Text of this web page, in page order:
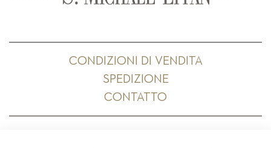
CONDIZIONI DI VENDITA
SPEDIZIONE
CONTATTO